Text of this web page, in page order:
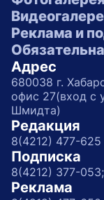
Реклама и
Адрес
680038 г.
офис 27(вход с
Шмидта)
Редакция
8(4212) 477-625
Подписка
8(4212) 377-053;
Реклама